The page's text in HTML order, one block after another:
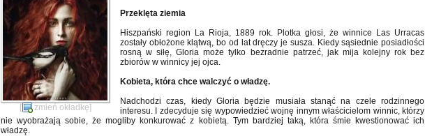
[ zmień okładkę]
Przeklęta ziemia
Hiszpański region La Rioja, 1889 rok. Plotka głosi, że winnice Las Urracas
zostały obłożone klątwą, bo od lat dręczy je susza. Kiedy sąsiednie posiadłości
rosną w siłę, Gloria może tylko bezradnie patrzeć, jak mija kolejny rok bez
zbiorów w winnicy jej ojca.
Kobieta, która chce walczyć o władzę.
Nadchodzi czas, kiedy Gloria będzie musiała stanąć na czele rodzinnego
interesu. I zdecyduje się wypowiedzieć wojnę innym właścicielom winnic, którzy
nie wyobrażają sobie, że mogliby konkurować z kobietą. Tym bardziej taką, która śmie kwestionować ich
władzę.